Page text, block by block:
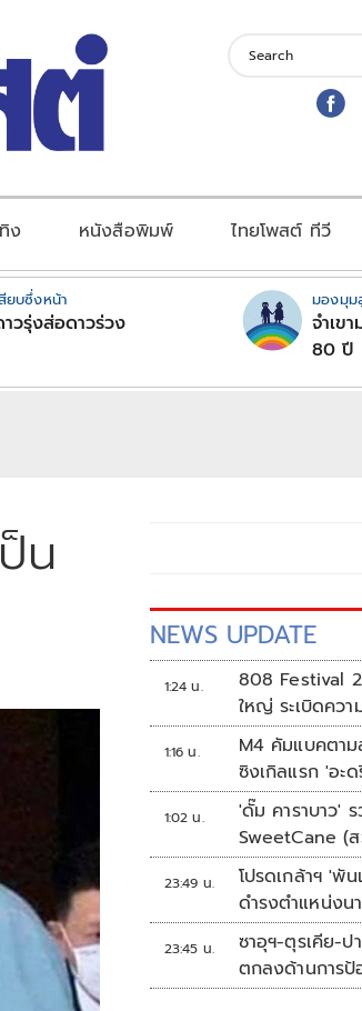
ง หนังสือพิมพ์ ไทยโพสต์ ทีวี
ยบซึ่งหน้า
วรุ่งส่อดาวร่วง
มองมุม
จำเข
80 ปี
น
NEWS UPDATE
1:24 น.
808 Festival
ใหญ่ ระเบิดคว
ต.ค.นี้
1:16 น.
M4 คัมแบคตา
ซิงเกิลแรก 'อะ
1:02 น.
'ดั๊ม คาราบาว'
SweetCane (
23:49 น.
โปรดเกล้าฯ 'พั
ดำรงตำแหน่งน
พระราชทานยศ
23:45 น.
ซาอุฯ-ตุรเคีย-ป
ตกลงด้านการป้
สงครามในภูมิภ